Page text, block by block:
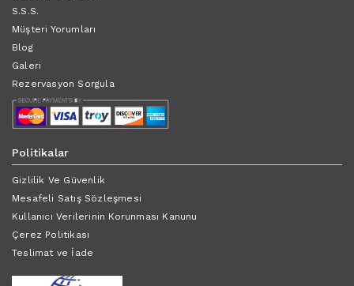
S.S.S.
Müşteri Yorumları
Blog
Galeri
Rezervasyon Sorgula
Politikalar
Gizlilik Ve Güvenlik
Mesafeli Satış Sözleşmesi
Kullanıcı Verilerinin Korunması Kanunu
Çerez Politikası
Teslimat ve İade